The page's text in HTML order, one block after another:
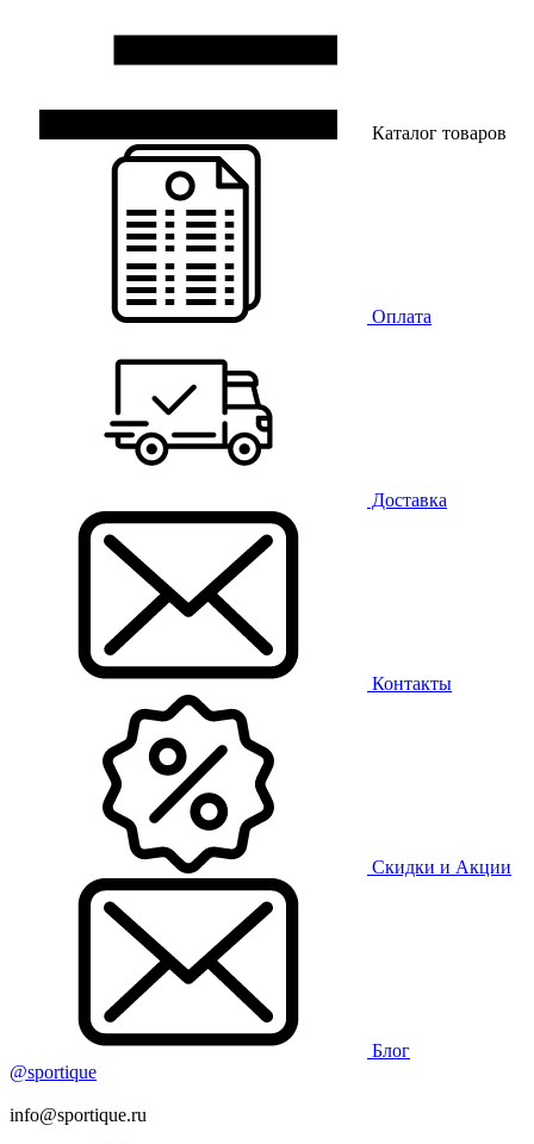
Каталог товаров
Оплата
Доставка
Контакты
Скидки и Акции
Блог
@sportique
info@sportique.ru